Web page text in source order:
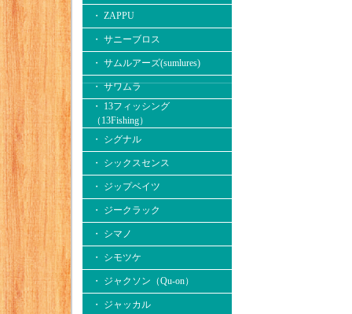
・ ZAPPU
・ サニーブロス
・ サムルアーズ(sumlures)
・ サワムラ
・ 13フィッシング
（13Fishing）
・ シグナル
・ シックスセンス
・ ジップベイツ
・ ジークラック
・ シマノ
・ シモツケ
・ ジャクソン（Qu-on）
・ ジャッカル